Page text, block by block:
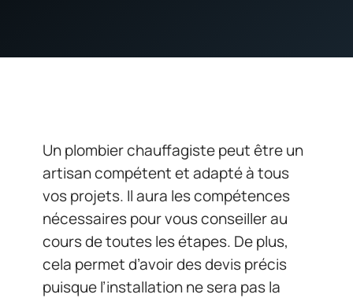
Un plombier chauffagiste peut être un
artisan compétent et adapté à tous
vos projets. Il aura les compétences
nécessaires pour vous conseiller au
cours de toutes les étapes. De plus,
cela permet d’avoir des devis précis
puisque l’installation ne sera pas la